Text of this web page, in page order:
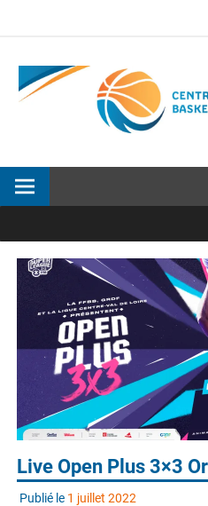
Live Open Plus 3×3
Publié le 1 juillet 2022